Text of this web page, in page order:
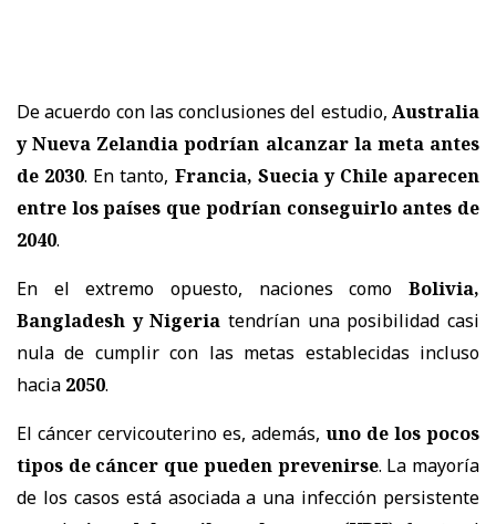
De acuerdo con las conclusiones del estudio, Australia
y Nueva Zelandia podrían alcanzar la meta antes
de 2030. En tanto, Francia, Suecia y Chile aparecen
entre los países que podrían conseguirlo antes de
2040.
En el extremo opuesto, naciones como Bolivia,
Bangladesh y Nigeria tendrían una posibilidad casi
nula de cumplir con las metas establecidas incluso
hacia 2050.
El cáncer cervicouterino es, además, uno de los pocos
tipos de cáncer que pueden prevenirse. La mayoría
de los casos está asociada a una infección persistente